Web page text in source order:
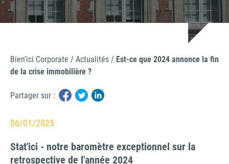
Bien’ici Corporate / Actualités / Est-ce que 2024 annonce la fin
de la crise immobilière ?
Partager sur :
06/01/2025
Stat'ici - notre baromètre exceptionnel sur la
retrospective de l'année 2024